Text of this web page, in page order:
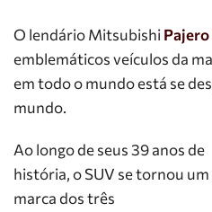
O lendário MitsubishiPajero
emblemáticos veículos da
em todo o mundo está se
mundo.
Ao longo de seus 39 anos de
história, o SUV se tornou
marca dos três